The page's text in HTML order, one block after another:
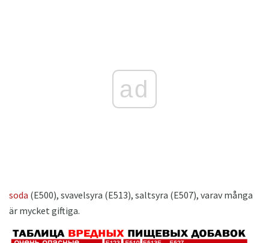
ad
soda (E500), svavelsyra (E513), saltsyra (E507), varav många
är mycket giftiga.